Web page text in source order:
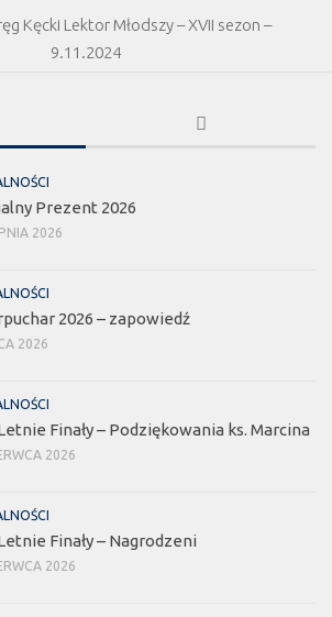
Kęcki Lektor Młodszy – XVII sezon –
9.11.2024
Prezent 2026
2026
2026 – zapowiedź
2026
Finały – Podziękowania ks. Marcina
2026
Finały – Nagrodzeni
2026